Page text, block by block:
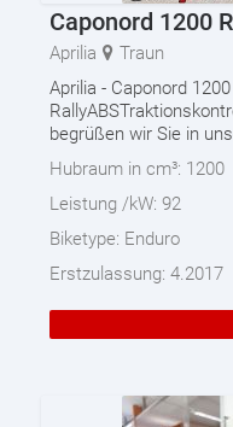
Caponord 1200
Aprilia
Traun
Aprilia - Caponord 1200
begrüßen wir Sie in
Hubraum in cm³: 1200
Leistung /kW: 92
Biketype: Enduro
Erstzulassung: 4.2017